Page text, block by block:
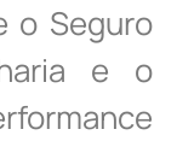
o Seguro
e o